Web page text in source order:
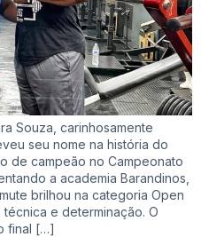
Souza, carinhosamente
seu nome na história do
de campeão no Campeonato
a academia Barandinos,
brilhou na categoria Open
e determinação. O
final […]